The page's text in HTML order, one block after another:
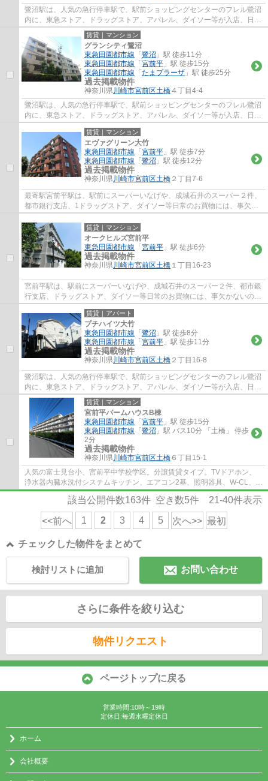
鷺沼駅は、人気の急行停車駅で、駅前ショッピングセンターのフレル鷺沼
内に、東急ストア、ドラッグストア、アパレル、ダイソー等が入店、日常
のお買い物に便利で、周辺には、飲食店街...
賃貸｜マンション
グランシティ鷺沼
東急田園都市線 「 鷺沼 」駅 徒歩11分
東急田園都市線 「 宮前平 」駅 徒歩15分
東急田園都市線 「 たまプラーザ 」駅 徒歩25分
過去掲載物件
神奈川県川崎市宮前区土橋 ４丁目4-4
鷺沼駅は、人気の急行停車駅で、駅前ショッピングセンターのフレル鷺沼
内に、東急ストア、ドラッグストア、アパレル、ダイソー等が入店、日常
のお買い物に便利で、周辺には、飲食店街...
賃貸｜マンション
エヴァグリーン大竹
東急田園都市線 「 宮前平 」駅 徒歩7分
東急田園都市線 「 鷺沼 」駅 徒歩12分
過去掲載物件
神奈川県川崎市宮前区土橋 ２丁目7-6
最寄駅宮前平駅は、駅前にスーパーいなげや、成城石井のスーパー２件、
都市銀行支店、1ドラッグストア、ダイソー等日常のお買物には、事欠か
ないのと、駅北側には、宮前区役所、宮前図...
賃貸｜マンション
オークヒルズ宮前平
東急田園都市線 「 宮前平 」駅 徒歩6分
過去掲載物件
神奈川県川崎市宮前区土橋 １丁目16-23
宮前平駅は、駅前にスーパーいなげや、成城石井のスーパー２件、都市銀
行支店、ドラッグストア、ダイソー等日常のお買物には、事欠かないの
と、駅北側には、宮前区役所、宮前図書館、...
賃貸｜アパート
プチハイツ大竹
東急田園都市線 「 鷺沼 」駅 徒歩8分
東急田園都市線 「 宮前平 」駅 徒歩11分
過去掲載物件
神奈川県川崎市宮前区土橋 ２丁目16-8
鷺沼駅は、人気の急行停車駅で、駅前ショッピングセンターのフレル鷺沼
内に、東急ストア、ドラッグストア、アパレル、ダイソー等が入店、日常
のお買い物に便利で、周辺には、飲食店街...
賃貸｜マンション
宮前平パームハウスB棟
東急田園都市線 「 宮前平 」駅 徒歩15分
東急田園都市線 「 鷺沼 」駅 バス10分 「土橋」 停歩
2分
過去掲載物件
神奈川県川崎市宮前区土橋 ６丁目15-1
人気の富士見台小、宮前平中学校学区。分譲賃貸タイプ。TVドアホン、
浄水器内臓水洗付システムキッチン、エアコン2基、照明器具、W-CL、温
水洗浄便座、洗髪洗面台、CATV。LDK15帖で広...
該当公開件数163件 空き数5件 21-40件表示
<<前へ 1 2 3 4 5 次へ>> 最初
チェックした物件をまとめて
お問い合わせ
検討リストに追加
さらに条件を絞り込む
物件リクエスト
ページトップに戻る
営業時間:10時～19時
定休日:毎週水曜定休日
ホーム
会社概要